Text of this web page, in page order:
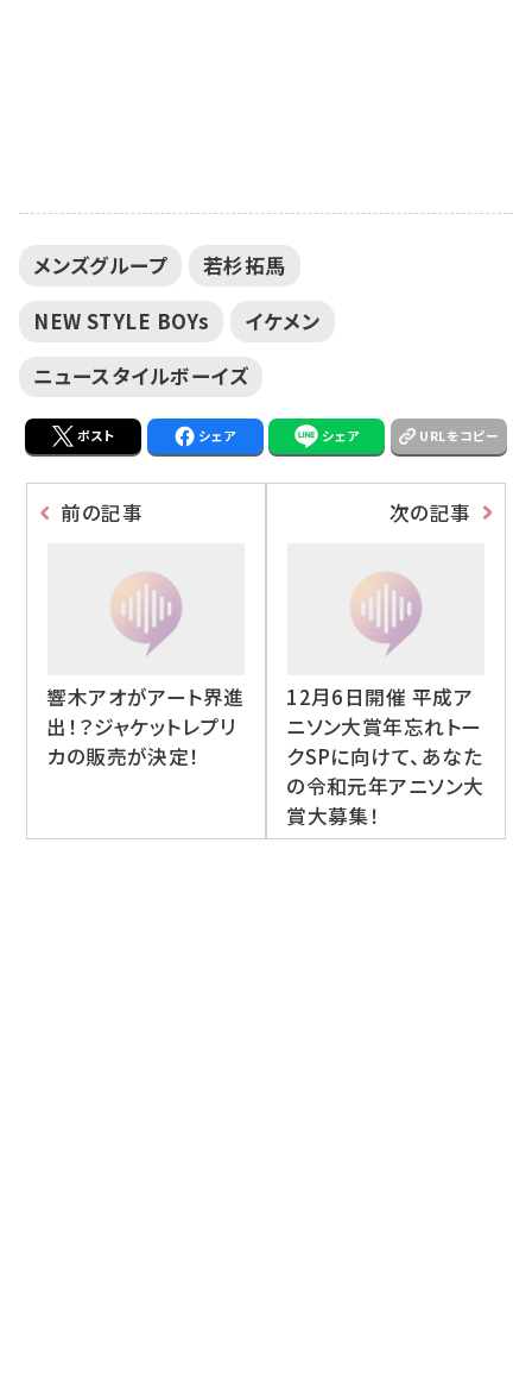
メンズグループ
若杉拓馬
NEW STYLE BOYs
イケメン
ニュースタイルボーイズ
ポスト シェア シェア URLをコピー
前の記事
響木アオがアート界進
出！？ジャケットレプリ
カの販売が決定！
次の記事
12月6日開催 平成ア
ニソン大賞年忘れトー
クSPに向けて、あなた
の令和元年アニソン大
賞大募集！